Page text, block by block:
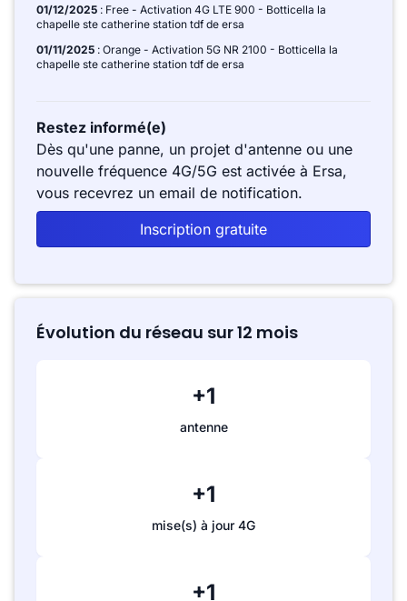
01/12/2025 : Free - Activation 4G LTE 900 - Botticella la
chapelle ste catherine station tdf de ersa
01/11/2025 : Orange - Activation 5G NR 2100 - Botticella la
chapelle ste catherine station tdf de ersa
Restez informé(e)
Dès qu'une panne, un projet d'antenne ou une
nouvelle fréquence 4G/5G est activée à Ersa,
vous recevrez un email de notification.
Inscription gratuite
Évolution du réseau sur 12 mois
+1
antenne
+1
mise(s) à jour 4G
+1